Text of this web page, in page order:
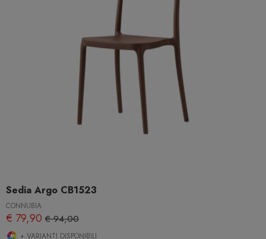
Sedia Argo CB1523
CONNUBIA
€ 79,90 € 94,00
+ VARIANTI DISPONIBILI